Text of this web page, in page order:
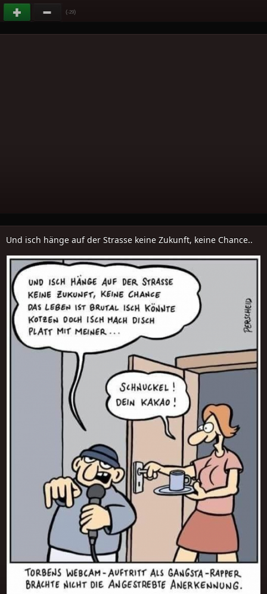
(-29)
Und isch hänge auf der Strasse keine Zukunft, keine Chance..